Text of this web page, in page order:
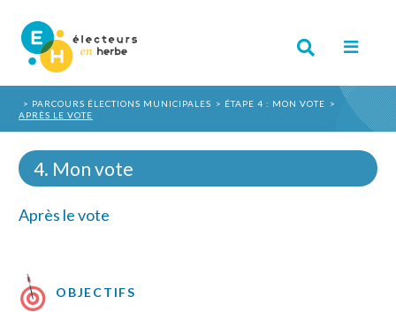
PARCOURS ÉLECTIONS MUNICIPALES
ÉTAPE 4 : MON VOTE
APRÈS LE VOTE
4. Mon vote
Après le vote
OBJECTIFS